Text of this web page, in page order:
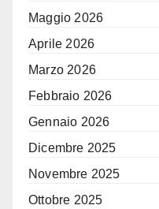
Maggio 2026
Aprile 2026
Marzo 2026
Febbraio 2026
Gennaio 2026
Dicembre 2025
Novembre 2025
Ottobre 2025